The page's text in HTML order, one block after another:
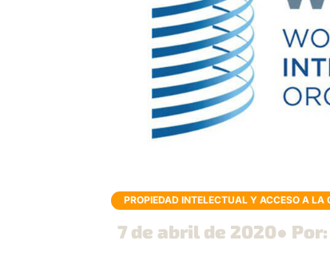
PROPIEDAD INTELECTUAL Y ACCESO A LA
7 de abril de 2020●